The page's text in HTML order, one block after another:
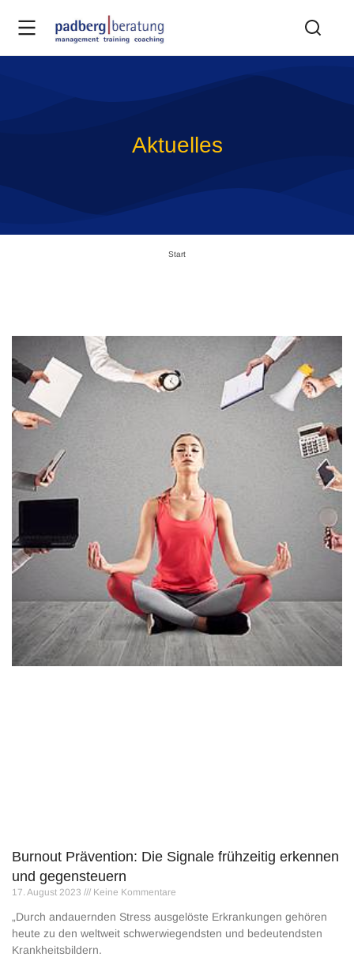
Aktuelles
Start
Burnout Prävention: Die Signale frühzeitig erkennen
und gegensteuern
17. August 2023 Keine Kommentare
„Durch andauernden Stress ausgelöste Erkrankungen gehören
heute zu den weltweit schwerwiegendsten und bedeutendsten
Krankheitsbildern.